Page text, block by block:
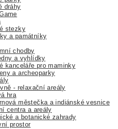
dráhy
stezky
a památníky
chodby
a vyhlídky
kanceláře pro maminky
a archeoparky
- relaxační areály
hra
městečka a indiánské vesnice
centra a areály
a botanické zahrady
prostor